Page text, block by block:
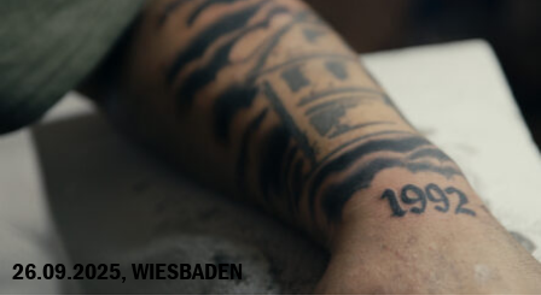
26.09.2025, WIESBADEN